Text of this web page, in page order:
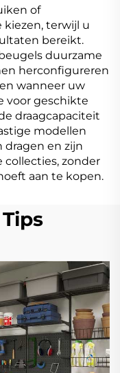
of
terwijl u
bereikt.
duurzame
herconfigureren
wanneer uw
voor geschikte
draagcapaciteit
modellen
dragen en zijn
zonder
aan te kopen.